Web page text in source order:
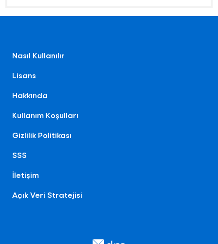
Nasıl Kullanılır
Lisans
Hakkında
Kullanım Koşulları
Gizlilik Politikası
SSS
İletişim
Açık Veri Stratejisi